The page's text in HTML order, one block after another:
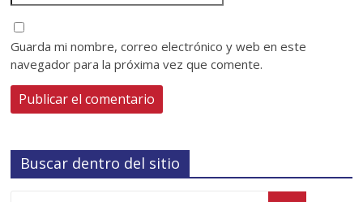
Guarda mi nombre, correo electrónico y web en este
navegador para la próxima vez que comente.
Buscar dentro del sitio